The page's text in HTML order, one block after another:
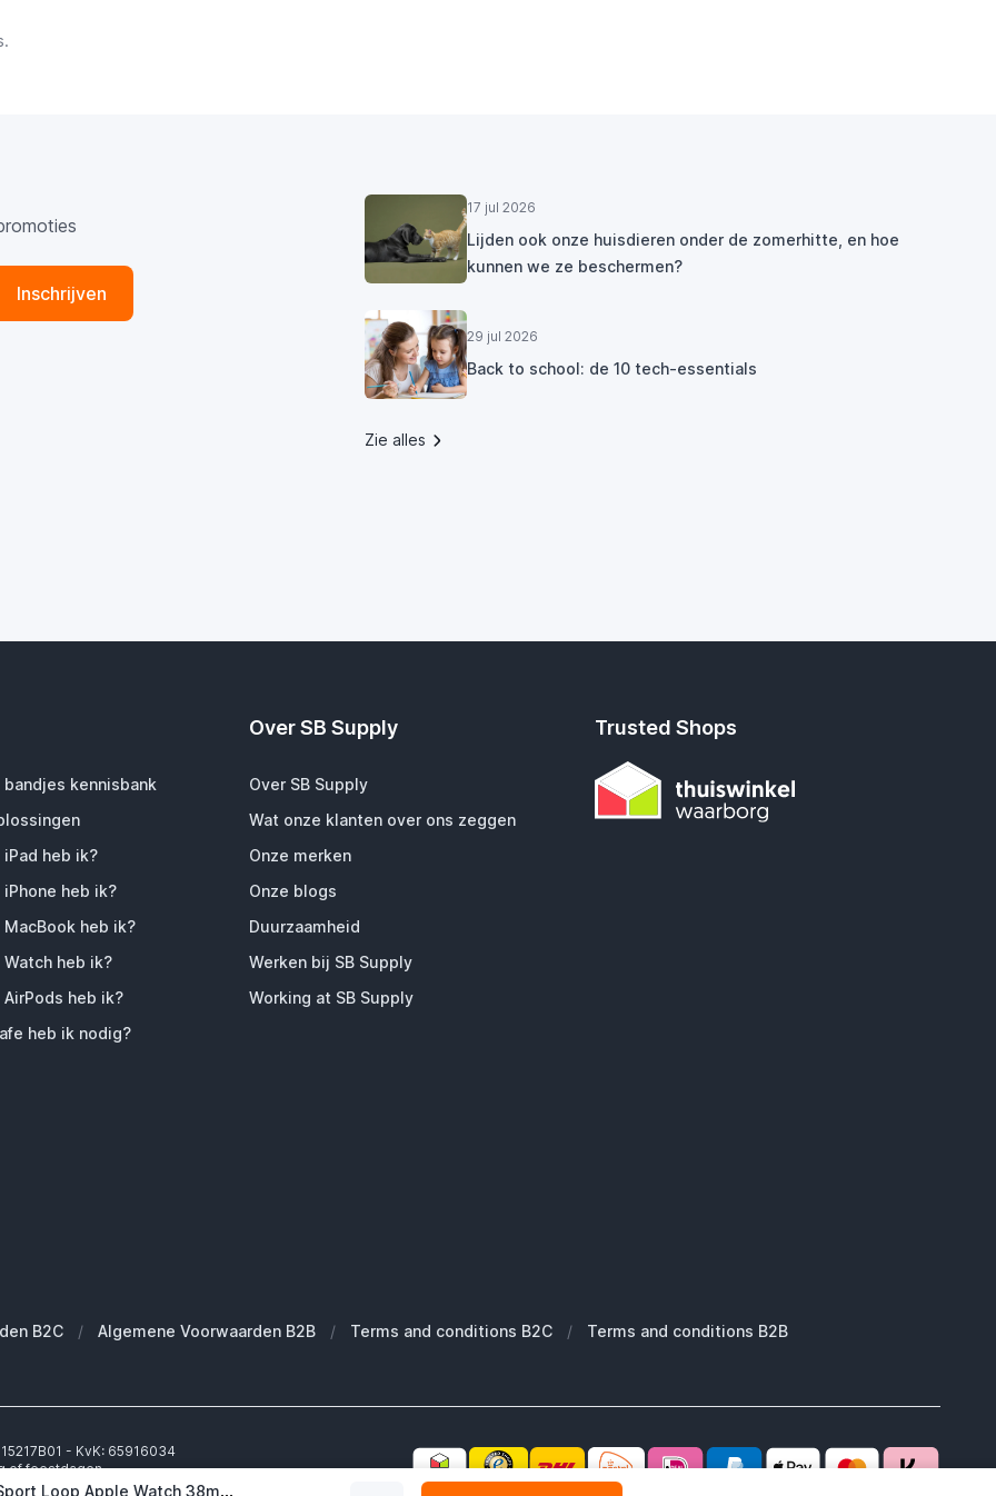
Apple Sport Loop Apple Watch 38mm / 40mm / 41mm / 42mm Denmark
Inschrijven
17 jul 2026
Lijden ook onze huisdieren onder de zomerhitte, en hoe
kunnen we ze beschermen?
29 jul 2026
Back to school: de 10 tech-essentials
Zie alles
kennisbank
heb ik?
heb ik?
heb ik?
heb ik?
heb ik?
heb ik nodig?
Over SB Supply
Over SB Supply
Wat onze klanten over ons zeggen
Onze merken
Onze blogs
Duurzaamheid
Werken bij SB Supply
Working at SB Supply
Trusted Shops
B2C / Algemene Voorwaarden B2B / Terms and conditions B2C / Terms and conditions B2B
- KvK: 65916034
of feestdagen.